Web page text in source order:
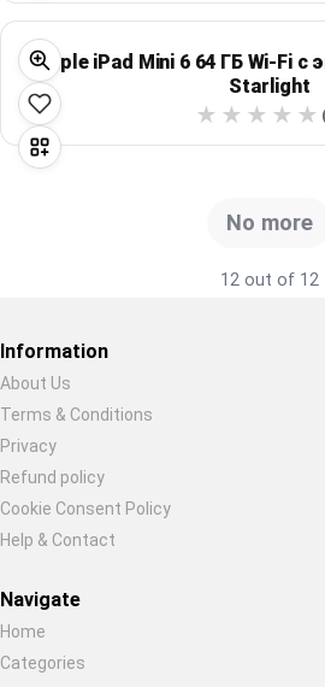
Apple iPad Mini 6 64 ГБ Wi‑Fi
Starlight
No more
12 out of 12
Restore previous
Information
About Us
Terms & Conditions
Privacy
Refund policy
Cookie Consent Policy
Help & Contact
Navigate
Home
Categories